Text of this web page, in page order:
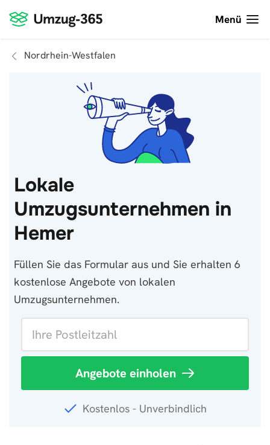
Menü
Nordrhein-Westfalen
Lokale
Umzugsunternehmen in
Hemer
Füllen Sie das Formular aus und Sie erhalten 6
kostenlose Angebote von lokalen
Umzugsunternehmen.
Angebote einholen
Kostenlos - Unverbindlich